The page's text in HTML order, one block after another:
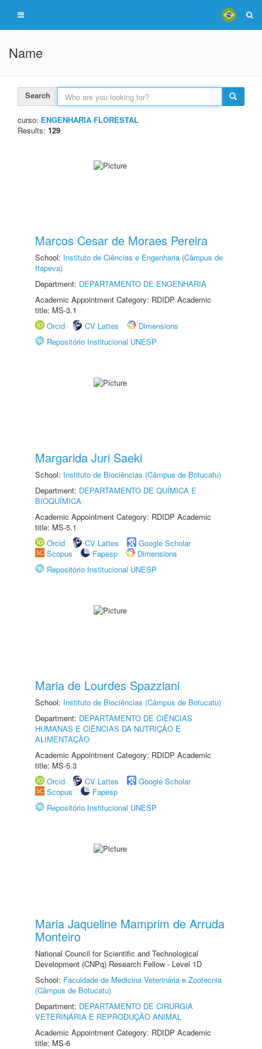
Name
Search
curso: ENGENHARIA FLORESTAL
Results: 129
Marcos Cesar de Moraes Pereira
School: Instituto de Ciências e Engenharia (Câmpus de
Itapeva)
Department: DEPARTAMENTO DE ENGENHARIA
Academic Appointment Category: RDIDP Academic
title: MS-3.1
Orcid
CV Lattes
Dimensions
Repositório Institucional UNESP
Margarida Juri Saeki
School: Instituto de Biociências (Câmpus de Botucatu)
Department: DEPARTAMENTO DE QUÍMICA E
BIOQUÍMICA
Academic Appointment Category: RDIDP Academic
title: MS-5.1
Orcid
CV Lattes
Google Scholar
Scopus
Fapesp
Dimensions
Repositório Institucional UNESP
Maria de Lourdes Spazziani
School: Instituto de Biociências (Câmpus de Botucatu)
Department: DEPARTAMENTO DE CIÊNCIAS
HUMANAS E CIÊNCIAS DA NUTRIÇÃO E
ALIMENTAÇÃO
Academic Appointment Category: RDIDP Academic
title: MS-5.3
Orcid
CV Lattes
Google Scholar
Scopus
Fapesp
Repositório Institucional UNESP
Maria Jaqueline Mamprim de Arruda
Monteiro
National Council for Scientific and Technological
Development (CNPq) Research Fellow - Level 1D
School: Faculdade de Medicina Veterinária e Zootecnia
(Câmpus de Botucatu)
Department: DEPARTAMENTO DE CIRURGIA
VETERINÁRIA E REPRODUÇÃO ANIMAL
Academic Appointment Category: RDIDP Academic
title: MS-6